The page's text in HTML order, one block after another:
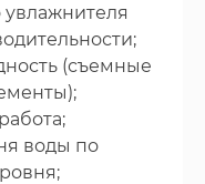
(съемные
воды по